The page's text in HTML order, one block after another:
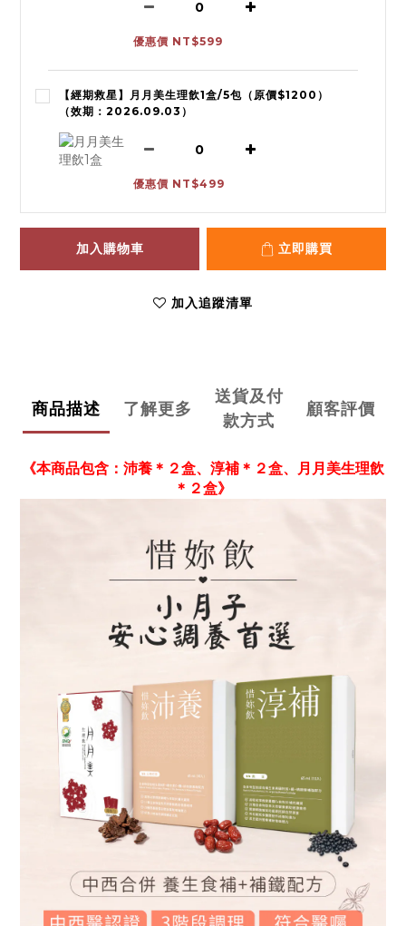
優惠價 NT$599
【經期救星】月月美生理飲1盒/5包（原價$1200）
（效期：2026.09.03）
優惠價 NT$499
加入購物車 立即購買
加入追蹤清單
商品描述 了解更多
送貨及付
款方式
顧客評價
《本商品包含：沛養＊２盒、淳補＊２盒、月月美生理飲
＊２盒》